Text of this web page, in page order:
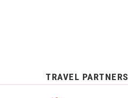
TRAVEL PARTNERS